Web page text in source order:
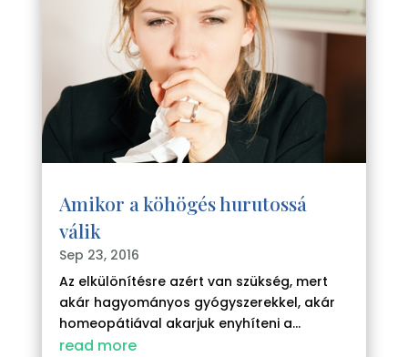
Amikor a köhögés hurutossá
válik
Sep 23, 2016
Az elkülönítésre azért van szükség, mert
akár hagyományos gyógyszerekkel, akár
homeopátiával akarjuk enyhíteni a...
read more